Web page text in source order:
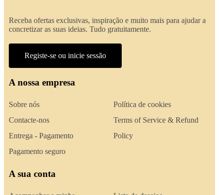
Receba ofertas exclusivas, inspiração e muito mais para ajudar a
concretizar as suas ideias. Tudo gratuitamente.
Registe-se ou inicie sessão
A nossa empresa
Sobre nós
Contacte-nos
Entrega - Pagamento
Pagamento seguro
Política de cookies
Terms of Service & Refund
Policy
A sua conta